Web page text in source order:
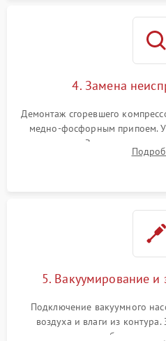
4. Замена
Демонтаж сгоревшего
медно-фосфорным припоем.
осушителя. Замена
сломанных заслонок или
5. Вакуумирование
Подключение вакуумного
воздуха и влаги из контура.
дозированным объемом